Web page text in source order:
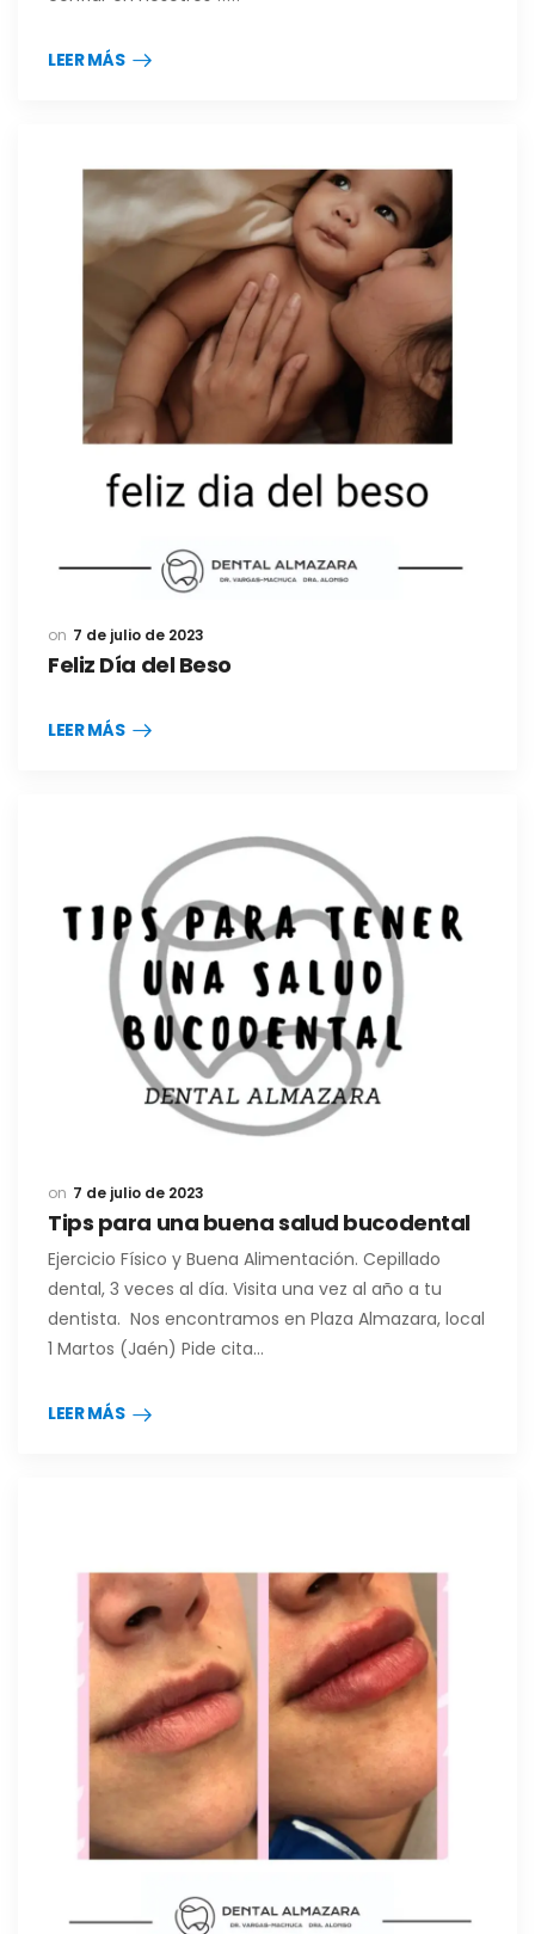
LEER MÁS
7 de julio de 2023
Feliz Día del Beso
LEER MÁS
7 de julio de 2023
Tips para una buena salud bucodental
Ejercicio Físico y Buena Alimentación. Cepillado
dental, 3 veces al día. Visita una vez al año a tu
dentista. Nos encontramos en Plaza Almazara, local
1 Martos (Jaén) Pide cita…
LEER MÁS